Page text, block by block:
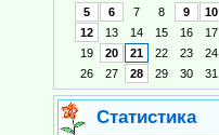
5 6 7 8 9 10
12
13 14 15 16 17
19
20 21 22 23 24
26
27 28 29 30 31
Статистика